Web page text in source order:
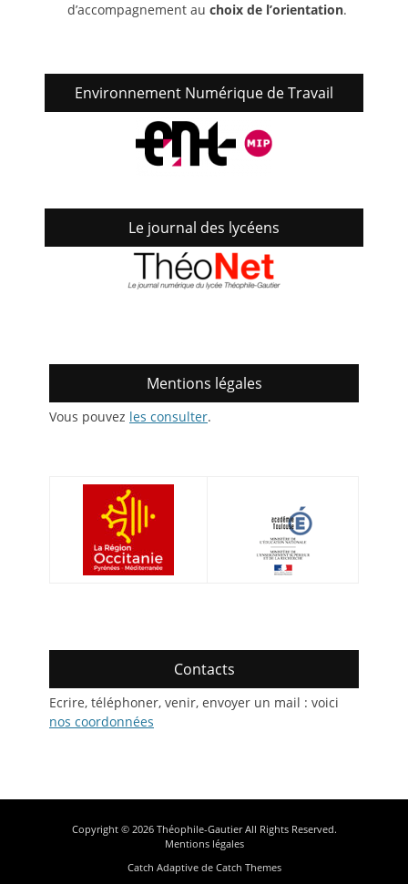
d’accompagnement au choix de l’orientation.
Environnement Numérique de Travail
Le journal des lycéens
Mentions légales
Vous pouvez les consulter.
Contacts
Ecrire, téléphoner, venir, envoyer un mail : voici
nos coordonnées
Copyright © 2026 Théophile-GautierAll Rights Reserved.
Mentions légales
Catch Adaptive de Catch Themes